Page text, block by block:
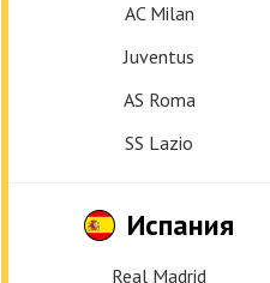
AC Milan
Juventus
AS Roma
SS Lazio
Испания
Real Madrid